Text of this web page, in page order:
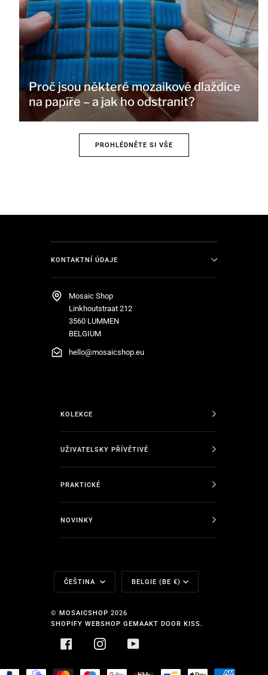
Proč jsou některé mozaikové dlaždice
na papíře – a jak ho odstranit?
PROHLÉDNĚTE SI VŠE
KONTAKTNÍ ÚDAJE
Mosaic Shop
Linkhoutstraat 212
3560 LUMMEN
BELGIUM
hello@mosaicshop.eu
KOLEKCE
UŽIVATELSKY PŘÍVĚTIVÉ
PRAKTICKÉ
NOVINKY
Jazyk
ČEŠTINA Měna
BELGIE (BE €)
© MOSAICSHOP 2026
SHOPIFY WEBSHOP GEMAAKT DOOR KISS.
FACEBOOKINSTAGRAMYOUTUBE
APPLE
BANCONTACT
BLIK
GOOGLE
MAESTRO
MASTER
MOBILEPAY
PAYPAL